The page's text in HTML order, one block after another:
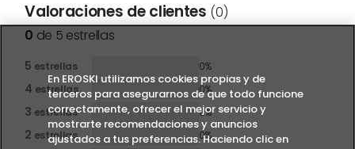
Valoraciones de clientes (0)
0 de 5 estrellas
5 estrellas 0%
4 estrellas 0%
3 estrellas 0%
2 estrellas 0%
En EROSKI utilizamos cookies propias y de
terceros para asegurarnos de que todo funcione
correctamente, ofrecer el mejor servicio y
mostrarte recomendaciones y anuncios
ajustados a tus preferencias. Haciendo clic en